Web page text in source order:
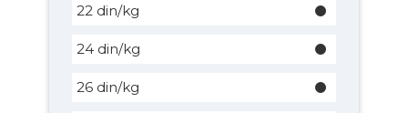
22 din/kg
24 din/kg
26 din/kg